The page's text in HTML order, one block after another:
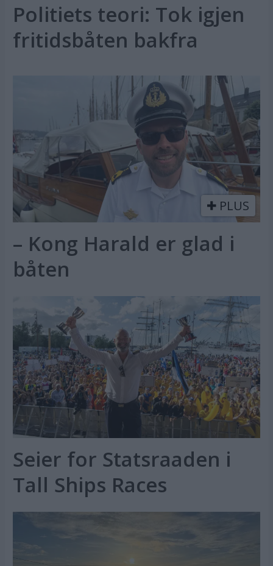
Politiets teori: Tok igjen
fritidsbåten bakfra
PLUS
– Kong Harald er glad i
båten
Seier for Statsraaden i
Tall Ships Races